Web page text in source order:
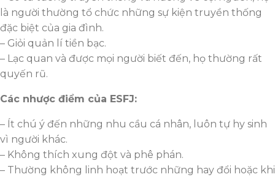
là người thường tổ chức những sự kiện truyền thống
đặc biệt của gia đình.
– Giỏi quản lí tiền bạc.
– Lạc quan và được mọi người biết đến, họ thường rất
quyến rũ.
Các nhược điểm của ESFJ:
– Ít chú ý đến những nhu cầu cá nhân, luôn tự hy sinh
vì người khác.
– Không thích xung đột và phê phán.
– Thường không linh hoạt trước những hay đổi hoặc khi